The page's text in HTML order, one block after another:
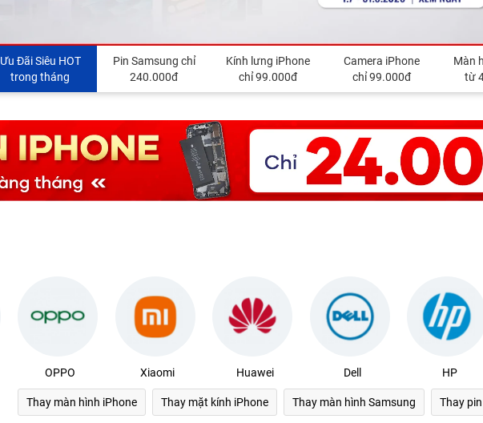
Ưu Đãi Siêu HOT
trong tháng
Pin Samsung chỉ
240.000đ
Kính lưng iPhone
chỉ 99.000đ
Camera iPhone
chỉ 99.000đ
Màn
từ
OPPO Xiaomi Huawei Dell HP
Thay màn hình iPhone Thay mặt kính iPhone Thay màn hình Samsung Thay